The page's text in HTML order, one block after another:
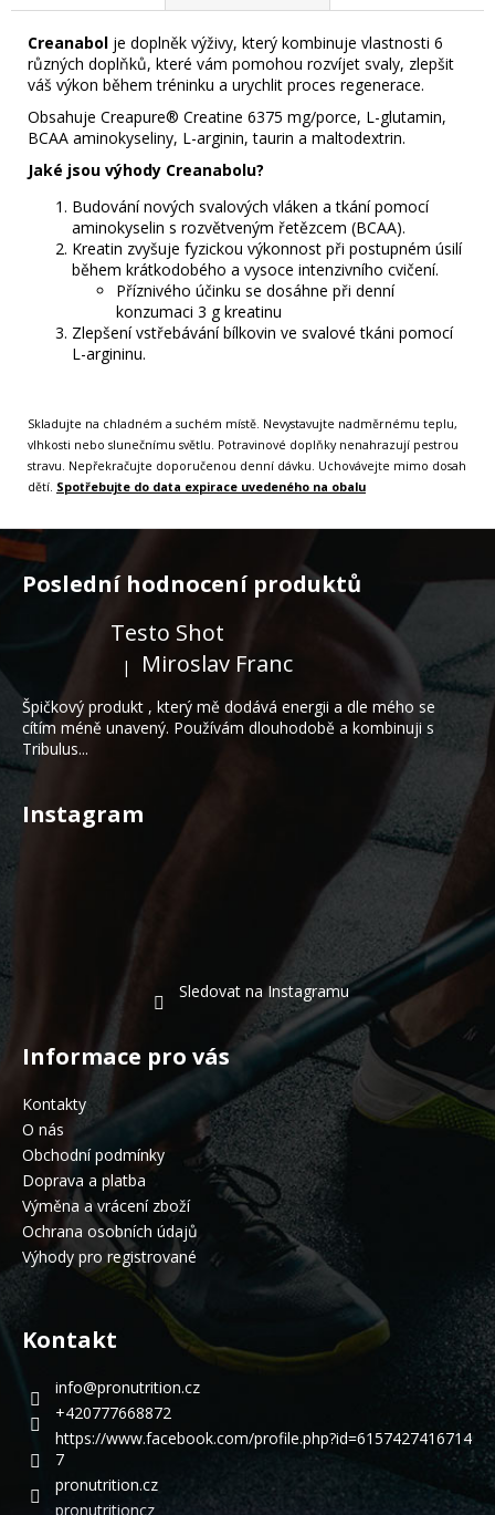
Creanabol je doplněk výživy, který kombinuje vlastnosti 6
různých doplňků, které vám pomohou rozvíjet svaly, zlepšit
váš výkon během tréninku a urychlit proces regenerace.
Obsahuje Creapure® Creatine 6375 mg/porce, L-glutamin,
BCAA aminokyseliny, L-arginin,taurin a maltodextrin.
Jaké jsou výhody Creanabolu?
Budování nových svalových vláken a tkání pomocí
aminokyselin s rozvětveným řetězcem (BCAA).
Kreatin zvyšuje fyzickou výkonnost při postupném úsilí
během krátkodobého a vysoce intenzivního cvičení.
Příznivého účinku se dosáhne při denní
konzumaci 3 g kreatinu
Zlepšení vstřebávání bílkovin ve svalové tkáni pomocí
L-argininu.
Skladujte na chladném a suchém místě. Nevystavujte nadměrnému teplu,
vlhkosti nebo slunečnímu světlu. Potravinové doplňky nenahrazují pestrou
stravu. Nepřekračujte doporučenou denní dávku. Uchovávejte mimo dosah
dětí. Spotřebujte do data expirace uvedeného na obalu
Z
á
í
Poslední hodnocení produktů
Testo Shot
Hodnocení produktu je 5 z 5 hvězdiček.
| Miroslav Franc
Špičkový produkt , který mě dodává energii a dle mého se
cítím méně unavený. Používám dlouhodobě a kombinuji s
Tribulus...
Instagram
Sledovat na Instagramu
Informace pro vás
Kontakty
O nás
Obchodní podmínky
Doprava a platba
Výměna a vrácení zboží
Ochrana osobních údajů
Výhody pro registrované
Kontakt
info@pronutrition.cz
+420777668872
https://www.facebook.com/profile.php?id=6157427416714
7
pronutrition.cz
pronutritioncz